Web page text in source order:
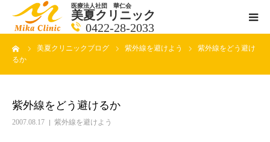
医療法人社団 華仁会
美夏クリニック
0422-28-2033
美夏クリニックブログ 紫外線を避けよう
紫外線をどう避け
るか
紫外線をどう避けるか
2007.08.17 紫外線を避けよう
医師紹介
クリニックの紹介